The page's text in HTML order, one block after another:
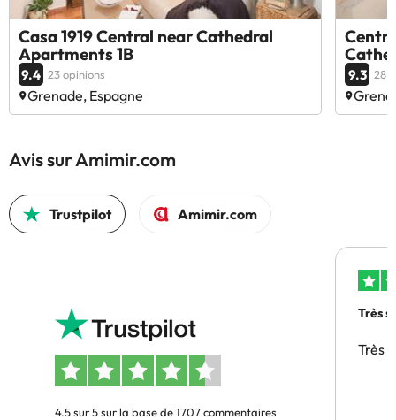
Casa 1919 Central near Cathedral
Apartments 1B
9.4 23 opinions
Grenade, Espagne
9.3 28
Avis sur Amimir.com
Trustpilot Amimir.com
4.5 sur 5 sur la base de 1707 commentaires
Très
Très